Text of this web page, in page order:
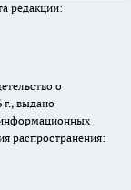
редакции:
о
выдано
распространения: